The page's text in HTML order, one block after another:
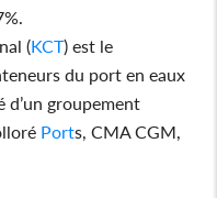
(KCT) est le
du port en eaux
d’un groupement
Ports, CMA CGM,